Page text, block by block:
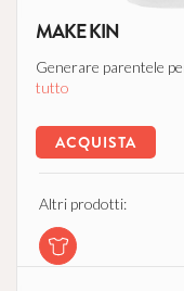
MAKE KIN
Generare parentele
tutto
ACQUISTA
Altri prodotti: